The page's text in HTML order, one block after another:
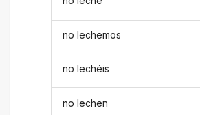
no lechemos
no lechéis
no lechen